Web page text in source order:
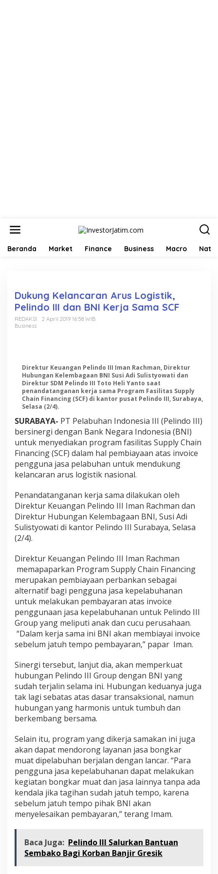
Beranda Market Finance Business Macro
Dukung Kelancaran Arus Logistik,
Pelindo III dan BNI Kerja Sama SCF
REDAKSI
2 April 2019 16:58 WIB
Business
Direktur Keuangan Pelindo III Iman Rachman, Direktur
Hubungan Kelembagaan BNI Susi Adi Sulistyowati dan
Direktur SDM Pelindo III Toto Heli Yanto saat
penandatanganan kerja sama Program Fasilitas Supply
Chain Financing (SCF) di kantor pusat Pelindo III, Surabaya,
Selasa (2/4).
SURABAYA- PT Pelabuhan Indonesia III (Pelindo III)
bersinergi dengan Bank Negara Indonesia (BNI)
untuk menyediakan program fasilitas Supply Chain
Financing (SCF) dalam hal pembiayaan atas invoice
pengguna jasa pelabuhan untuk mendukung
kelancaran arus logistik nasional.
Penandatanganan kerja sama dilakukan oleh
Direktur Keuangan Pelindo III Iman Rachman dan
Direktur Hubungan Kelembagaan BNI, Susi Adi
Sulistyowati di kantor Pelindo III Surabaya, Selasa
(2/4).
Direktur Keuangan Pelindo III Iman Rachman
memapaparkan Program Supply Chain Financing
merupakan pembiayaan perbankan sebagai
alternatif bagi pengguna jasa kepelabuhanan
untuk melakukan pembayaran atas invoice
penggunaan jasa kepelabuhanan untuk Pelindo III
Group yang meliputi anak dan cucu perusahaan.
“Dalam kerja sama ini BNI akan membiayai invoice
sebelum jatuh tempo pembayaran,” papar Iman.
Sinergi tersebut, lanjut dia, akan memperkuat
hubungan Pelindo III Group dengan BNI yang
sudah terjalin selama ini. Hubungan keduanya juga
tak lagi sebatas atas dasar transaksional, namun
hubungan yang harmonis untuk tumbuh dan
berkembang bersama.
Selain itu, program yang dikerja samakan ini juga
akan dapat mendorong layanan jasa bongkar
muat dipelabuhan berjalan dengan lancar. “Para
pengguna jasa kepelabuhanan dapat melakukan
kegiatan bongkar muat dan jasa lainnya tanpa ada
kendala jika tagihan sudah jatuh tempo, karena
sebelum jatuh tempo pihak BNI akan
menyelesaikan pembayaran,” terang Imam.
Baca Juga: Pelindo III Salurkan Bantuan
Sembako Bagi Korban Banjir Gresik